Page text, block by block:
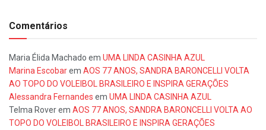
Comentários
Maria Élida Machado em UMA LINDA CASINHA AZUL
Marina Escobarem AOS 77 ANOS, SANDRA BARONCELLI VOLTA
AO TOPO DO VOLEIBOL BRASILEIRO E INSPIRA GERAÇÕES
Alessandra Fernandes em UMA LINDA CASINHA AZUL
Telma Roverem AOS 77 ANOS, SANDRA BARONCELLI VOLTA AO
TOPO DO VOLEIBOL BRASILEIRO E INSPIRA GERAÇÕES